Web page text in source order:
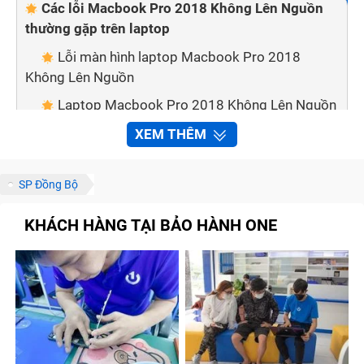
Các lỗi Macbook Pro 2018 Không Lên Nguồn
thường gặp trên laptop
Lỗi màn hình laptop Macbook Pro 2018
Không Lên Nguồn
Laptop Macbook Pro 2018 Không Lên Nguồn
chạy chậm, lỗi nguồn
Lỗi quạt tản nhiệt
Laptop lỗi tín hiệu, không có âm thanh
Dịch vụ sửa chữa laptop chất lượng cao,
chuyên nghiệp tại Bảo Hành One
Được tư vấn miễn phí
Có thể tham khảo giá trước trên website
XEM THÊM
SP Đồng Bộ
KHÁCH HÀNG TẠI BẢO HÀNH ONE